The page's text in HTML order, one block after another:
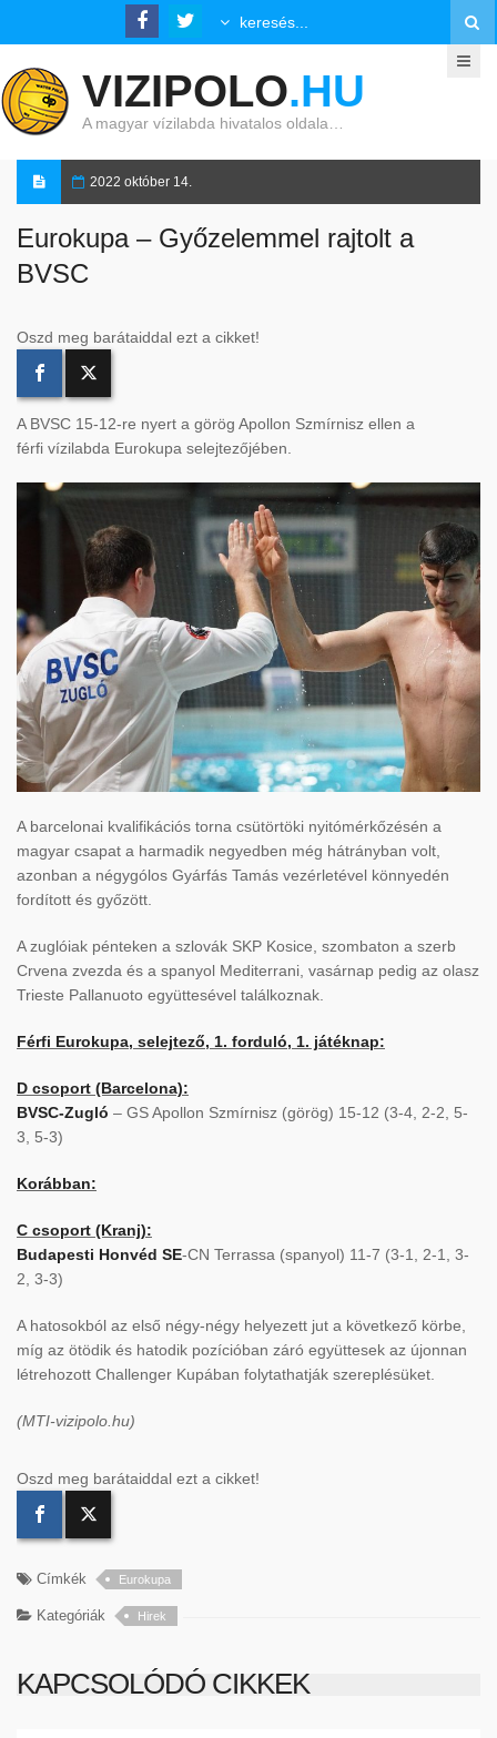
VIZIPOLO.HU
A magyar vízilabda hivatalos oldala…
2022 október 14.
Eurokupa – Győzelemmel rajtolt a
BVSC
Oszd meg barátaiddal ezt a cikket!
A BVSC 15-12-re nyert a görög Apollon Szmírnisz ellen a
férfi vízilabda Eurokupa selejtezőjében.
A barcelonai kvalifikációs torna csütörtöki nyitómérkőzésén a
magyar csapat a harmadik negyedben még hátrányban volt,
azonban a négygólos Gyárfás Tamás vezérletével könnyedén
fordított és győzött.
A zuglóiak pénteken a szlovák SKP Kosice, szombaton a szerb
Crvena zvezda és a spanyol Mediterrani, vasárnap pedig az olasz
Trieste Pallanuoto együttesével találkoznak.
Férfi Eurokupa, selejtező, 1. forduló, 1. játéknap:
D csoport (Barcelona):
BVSC-Zugló – GS Apollon Szmírnisz (görög) 15-12 (3-4, 2-2, 5-
3, 5-3)
Korábban:
C csoport (Kranj):
Budapesti Honvéd SE-CN Terrassa (spanyol) 11-7 (3-1, 2-1, 3-
2, 3-3)
A hatosokból az első négy-négy helyezett jut a következő körbe,
míg az ötödik és hatodik pozícióban záró együttesek az újonnan
létrehozott Challenger Kupában folytathatják szereplésüket.
(MTI-vizipolo.hu)
Oszd meg barátaiddal ezt a cikket!
Címkék Eurokupa
Kategóriák Hirek
KAPCSOLÓDÓ CIKKEK